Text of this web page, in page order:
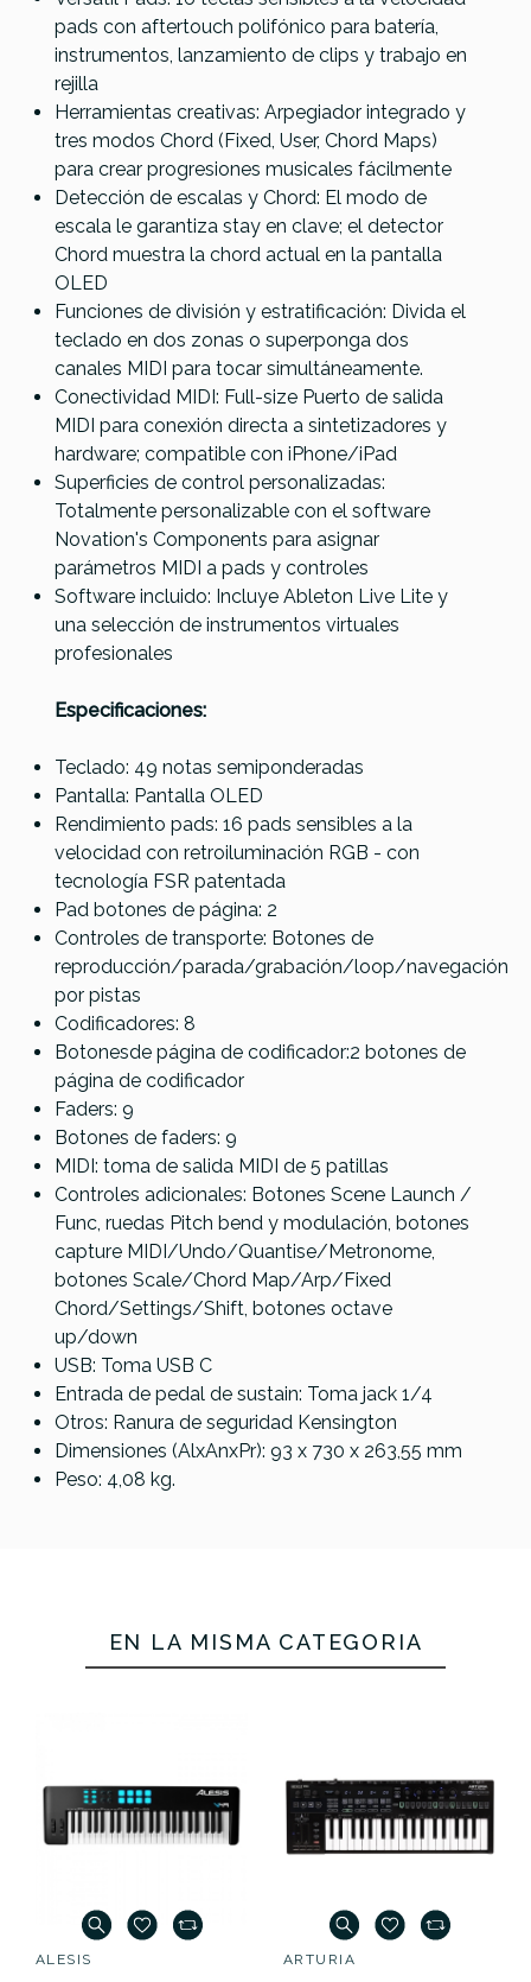
pads con aftertouch polifónico para batería,
instrumentos, lanzamiento de clips y trabajo en
rejilla
Herramientas creativas: Arpegiador integrado y
tres modos Chord (Fixed, User, Chord Maps)
para crear progresiones musicales fácilmente
Detección de escalas y Chord: El modo de
escala le garantiza stay en clave; el detector
Chord muestra la chord actual en la pantalla
OLED
Funciones de división y estratificación: Divida el
teclado en dos zonas o superponga dos
canales MIDI para tocar simultáneamente.
Conectividad MIDI: Full-size Puerto de salida
MIDI para conexión directa a sintetizadores y
hardware; compatible con iPhone/iPad
Superficies de control personalizadas:
Totalmente personalizable con el software
Novation's Components para asignar
parámetros MIDI a pads y controles
Software incluido: Incluye Ableton Live Lite y
una selección de instrumentos virtuales
profesionales
Especificaciones:
Teclado: 49 notas semiponderadas
Pantalla: Pantalla OLED
Rendimiento pads: 16 pads sensibles a la
velocidad con retroiluminación RGB - con
tecnología FSR patentada
Pad botones de página: 2
Controles de transporte: Botones de
reproducción/parada/grabación/loop/navegación
por pistas
Codificadores: 8
Botonesde página de codificador:2 botones de
página de codificador
Faders: 9
Botones de faders: 9
MIDI: toma de salida MIDI de 5 patillas
Controles adicionales: Botones Scene Launch /
Func, ruedas Pitch bend y modulación, botones
capture MIDI/Undo/Quantise/Metronome,
botones Scale/Chord Map/Arp/Fixed
Chord/Settings/Shift, botones octave
up/down
USB: Toma USB C
Entrada de pedal de sustain: Toma jack 1/4
Otros: Ranura de seguridad Kensington
Dimensiones (AlxAnxPr): 93 x 730 x 263,55 mm
Peso: 4,08 kg.
EN LA MISMA CATEGORÍA
ALESIS ARTURIA